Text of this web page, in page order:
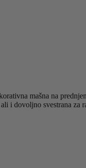
mašna na
i dovoljno svestrana za